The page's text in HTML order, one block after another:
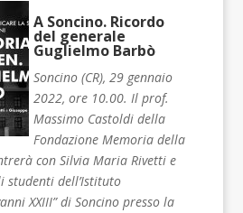
A Soncino. Ricordo
del generale
Guglielmo Barbò
Soncino (CR), 29 gennaio
2022, ore 10.00. Il prof.
Massimo Castoldi della
Fondazione Memoria della
con Silvia Maria Rivetti e
studenti dell’Istituto
XXIII” di Soncino presso la